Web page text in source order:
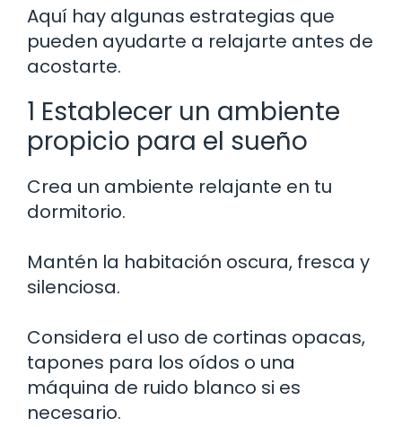
Aquí hay algunas estrategias que
pueden ayudarte a relajarte antes de
acostarte.
1 Establecer un ambiente
propicio para el sueño
Crea un ambiente relajante en tu
dormitorio.
Mantén la habitación oscura, fresca y
silenciosa.
Considera el uso de cortinas opacas,
tapones para los oídos o una
máquina de ruido blanco si es
necesario.